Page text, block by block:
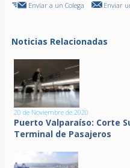
Enviar a un Colega Enviar
Noticias Relacionadas
20 de Noviembre de 2020
Puerto Valparaíso: Corte
Terminal de Pasajeros